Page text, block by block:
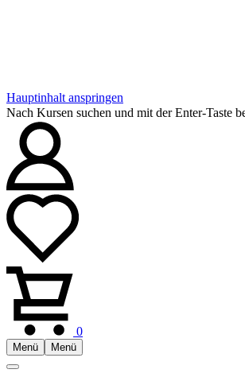
Hauptinhalt anspringen
Nach Kursen suchen und mit der Enter-Taste
0
Menü Menü